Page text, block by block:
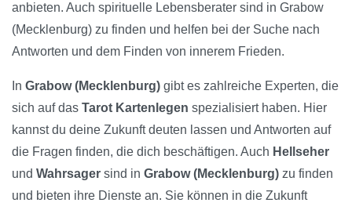
anbieten. Auch spirituelle Lebensberater sind in Grabow
(Mecklenburg) zu finden und helfen bei der Suche nach
Antworten und dem Finden von innerem Frieden.
In Grabow (Mecklenburg) gibt es zahlreiche Experten, die
sich auf das Tarot Kartenlegen spezialisiert haben. Hier
kannst du deine Zukunft deuten lassen und Antworten auf
die Fragen finden, die dich beschäftigen. Auch Hellseher
und Wahrsager sind in Grabow (Mecklenburg) zu finden
und bieten ihre Dienste an. Sie können in die Zukunft